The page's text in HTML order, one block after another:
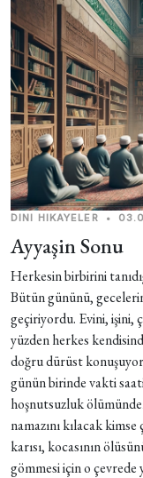
DINI HIKAYELER •
Ayyaşin Sonu
Herkesin birbirini
Bütün gününü,
geçiriyordu. Evini, işini,
yüzden herkes
doğru dürüst
günün birinde vakti
hoşnutsuzluk
namazını kılacak
karısı, kocasının
gömmesi için o çevrede